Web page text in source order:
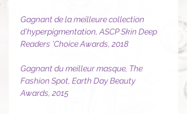
Gagnant de la meilleure collection
d'hyperpigmentation, ASCP Skin Deep
Readers ’Choice Awards, 2018
Gagnant du meilleur masque, The
Fashion Spot, Earth Day Beauty
Awards, 2015